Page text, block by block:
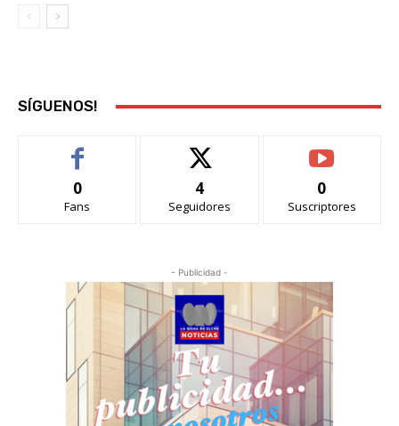
SÍGUENOS!
0
Fans
4
Seguidores
0
Suscriptores
- Publicidad -